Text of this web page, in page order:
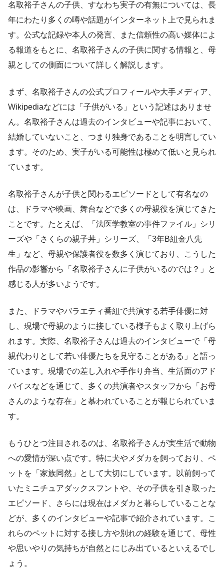
名取裕子さんの子供、すなわち実子の有無については、長
年にわたり多くの噂や話題がインターネット上で見られま
す。公式な記録や本人の発言、また信頼性の高い媒体によ
る報道をもとに、名取裕子さんの子供に関する情報と、母
親としての側面について詳しく解説します。
まず、名取裕子さんの公式プロフィールや大手メディア、
Wikipediaなどには「子供がいる」という記述はありませ
ん。名取裕子さんは過去のインタビューや記事において、
結婚していないこと、つまり独身であることを明言してい
ます。そのため、実子がいる可能性は極めて低いと見られ
ています。
名取裕子さんが子供と関わるエピソードとして有名なの
は、ドラマや映画、舞台などで多くの母親役を演じてきた
ことです。たとえば、「法医学教室の事件ファイル」シリ
ーズや「さくらの親子丼」シリーズ、「3年B組金八先
生」など、母親や保護者役を数多く演じており、こうした
作品の影響から「名取裕子さんに子供がいるのでは？」と
感じる人が多いようです。
また、ドラマやバラエティ番組で共演する若手俳優に対
し、現場で母親のように接している様子もよく取り上げら
れます。実際、名取裕子さんは過去のインタビューで「母
親代わりとして若い俳優たちを見守ることがある」と語っ
ています。現場での差し入れや手作り弁当、生活面のアド
バイスなどを通じて、多くの共演者やスタッフから「お母
さんのような存在」と慕われていることが報じられていま
す。
もうひとつ注目されるのは、名取裕子さんが実生活で動物
への愛情が深い点です。特に犬やメダカを飼っており、ペ
ットを「家族同然」として大切にしています。以前飼って
いたミニチュアダックスフントや、その子供を引き取った
エピソード、さらには現在はメダカと暮らしていることな
どが、多くのインタビューや記事で紹介されています。こ
れらのペットに対する接し方や別れの経験を通じて、母性
や思いやりの気持ちが自然とにじみ出ているといえるでし
ょう。